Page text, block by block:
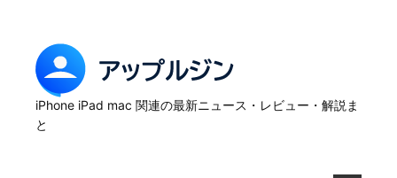
content
ッ
iPhone iPad mac 関連の最新ニュース・レビュー・解説ま
と